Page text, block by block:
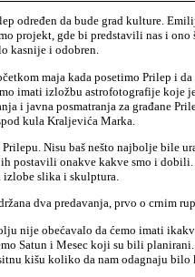
određen da bude grad kulture.
projekt, gde bi predstavili nas i
kasnije i odobren.
maja kada posetimo Prilep i
imati izložbu astrofotografije koje
i javna posmatranja za građane
kula Kraljevića Marka.
Prilepu. Nisu baš nešto najbolje bile
postavili onakve kakve smo i
slika i skulptura.
dva predavanja, prvo o crnim
nije obećavalo da ćemo imati
Satun i Mesec koji su bili
kišu koliko da nam odagnaju bilo